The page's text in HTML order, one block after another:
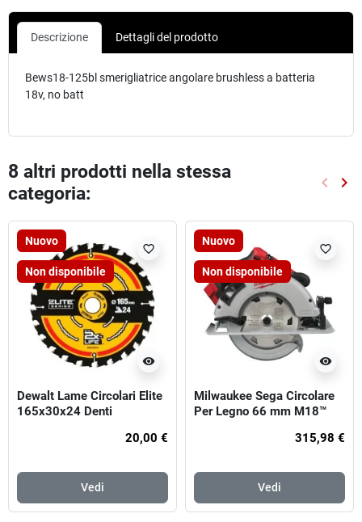
Descrizione Dettagli del prodotto
Bews18-125bl smerigliatrice angolare brushless a batteria
18v, no batt
8 altri prodotti nella stessa
categoria:
keyboard_arrow_left keyboard_arrow_right
Nuovo
Non disponibile
visibility
favorite_border
Dewalt Lame Circolari Elite
165x30x24 Denti
20,00 €
Vedi
Nuovo
Non disponibile
visibility
favorite_border
Milwaukee Sega Circolare
Per Legno 66 mm M18™
315,98 €
Vedi